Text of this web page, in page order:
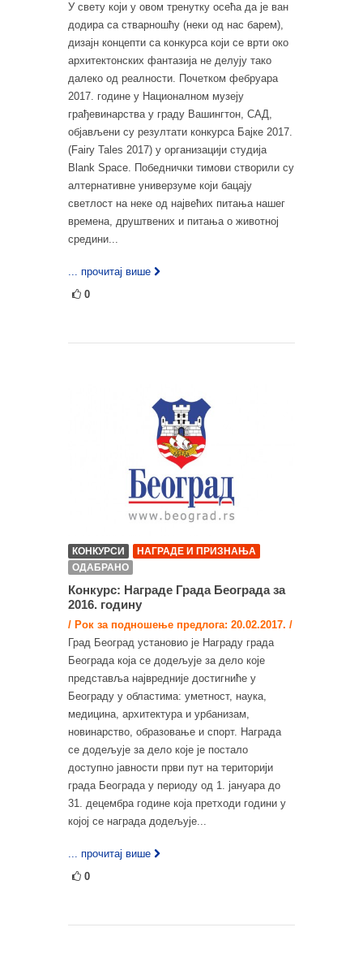
У свету који у овом тренутку осећа да је ван
додира са стварношћу (неки од нас барем),
дизајн концепти са конкурса који се врти око
архитектонских фантазија не делују тако
далеко од реалности. Почетком фебруара
2017. године у Националном музеју
грађевинарства у граду Вашингтон, САД,
објављени су резултати конкурса Бајке 2017.
(Fairy Tales 2017) у организацији студија
Blank Space. Победнички тимови створили су
алтернативне универзуме који бацају
светлост на неке од највећих питања нашег
времена, друштвених и питања о животној
средини...
... прочитај више
0
КОНКУРСИ
НАГРАДЕ И ПРИЗНАЊА
ОДАБРАНО
Конкурс: Награде Града Београда за
2016. годину
/ Рок за подношење предлога: 20.02.2017. /
Град Београд установио је Награду града
Београда која се додељује за дело које
представља највредније достигниће у
Београду у областима: уметност, наука,
медицина, архитектура и урбанизам,
новинарство, образовање и спорт. Награда
се додељује за дело које је постало
доступно јавности први пут на територији
града Београда у периоду од 1. јануара до
31. децембра године која претходи години у
којој се награда додељује...
... прочитај више
0